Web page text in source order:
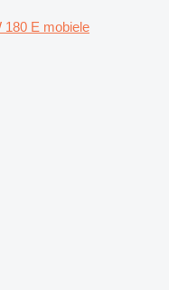
180 E mobiele